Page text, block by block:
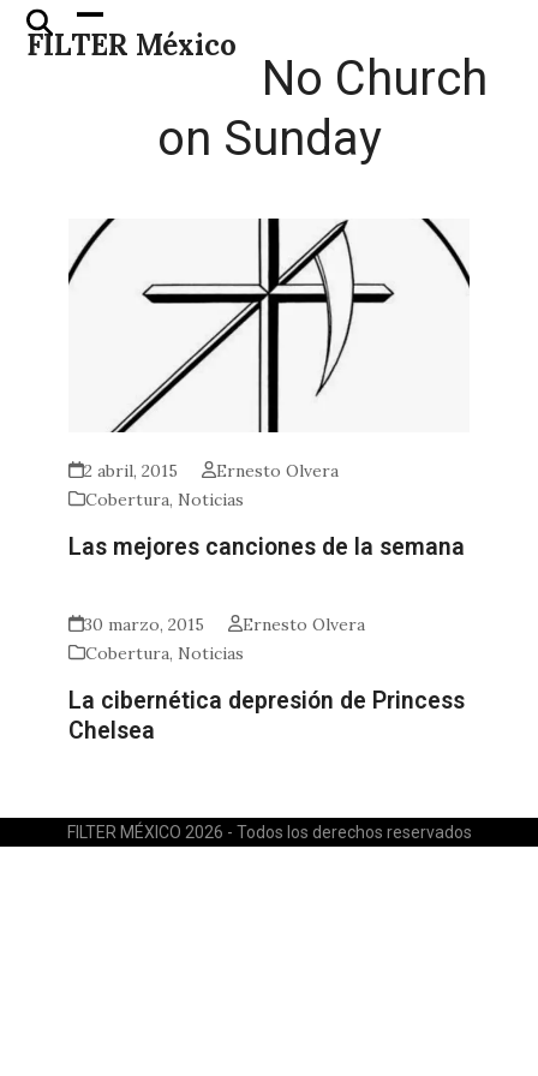
Skip
FILTER México
Open
mobile
Close
mobile
No Church
on Sunday
2 abril, 2015
Ernesto Olvera
Cobertura, Noticias
Las mejores canciones de la semana
30 marzo, 2015
Ernesto Olvera
Cobertura, Noticias
La cibernética depresión de Princess
Chelsea
FILTER MÉXICO 2026 - Todos los derechos reservados